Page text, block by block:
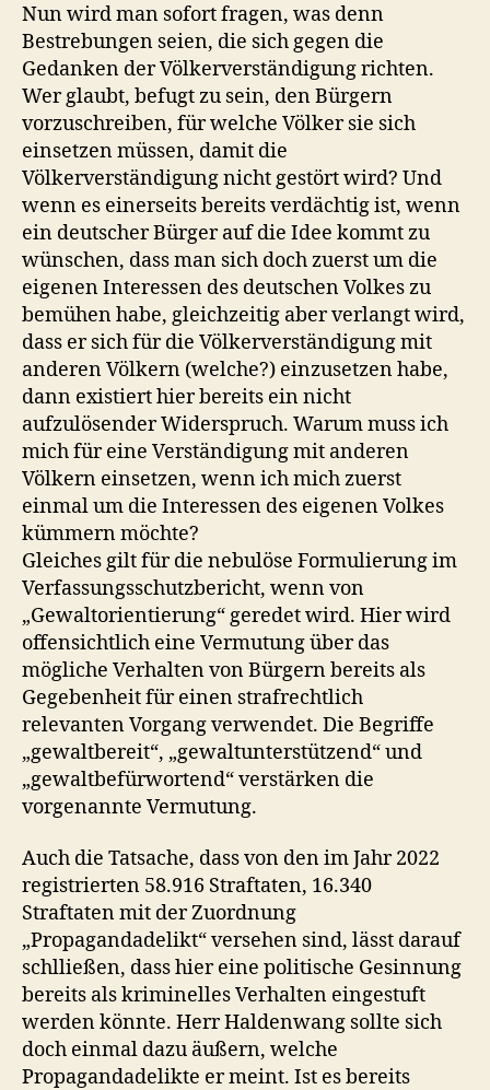
Nun wird man sofort fragen, was denn
Bestrebungen seien, die sich gegen die
Gedanken der Völkerverständigung richten.
Wer glaubt, befugt zu sein, den Bürgern
vorzuschreiben, für welche Völker sie sich
einsetzen müssen, damit die
Völkerverständigung nicht gestört wird? Und
wenn es einerseits bereits verdächtig ist, wenn
ein deutscher Bürger auf die Idee kommt zu
wünschen, dass man sich doch zuerst um die
eigenen Interessen des deutschen Volkes zu
bemühen habe, gleichzeitig aber verlangt wird,
dass er sich für die Völkerverständigung mit
anderen Völkern (welche?) einzusetzen habe,
dann existiert hier bereits ein nicht
aufzulösender Widerspruch. Warum muss ich
mich für eine Verständigung mit anderen
Völkern einsetzen, wenn ich mich zuerst
einmal um die Interessen des eigenen Volkes
kümmern möchte?
Gleiches gilt für die nebulöse Formulierung im
Verfassungsschutzbericht, wenn von
„Gewaltorientierung“ geredet wird. Hier wird
offensichtlich eine Vermutung über das
mögliche Verhalten von Bürgern bereits als
Gegebenheit für einen strafrechtlich
relevanten Vorgang verwendet. Die Begriffe
„gewaltbereit“, „gewaltunterstützend“ und
„gewaltbefürwortend“ verstärken die
vorgenannte Vermutung.
Auch die Tatsache, dass von den im Jahr 2022
registrierten 58.916 Straftaten, 16.340
Straftaten mit der Zuordnung
„Propagandadelikt“ versehen sind, lässt darauf
schlließen, dass hier eine politische Gesinnung
bereits als kriminelles Verhalten eingestuft
werden könnte. Herr Haldenwang sollte sich
doch einmal dazu äußern, welche
Propagandadelikte er meint. Ist es bereits